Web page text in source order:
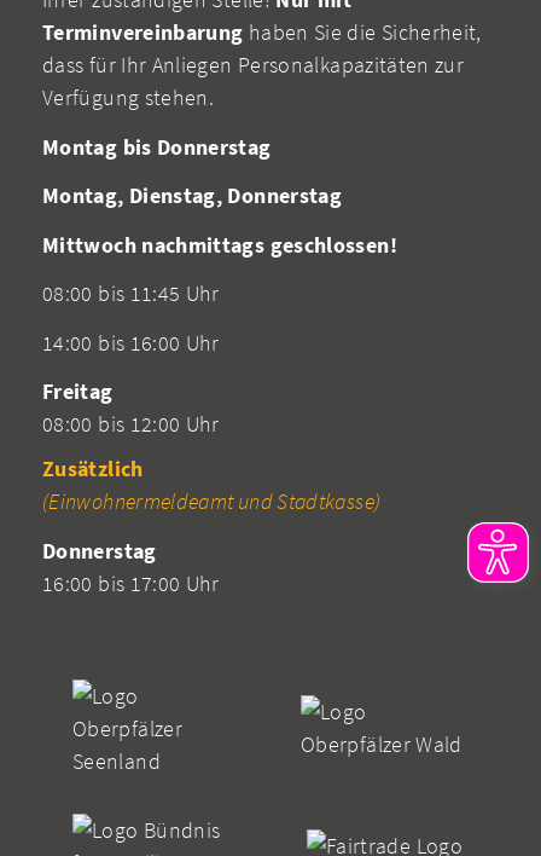
Terminvereinbarung haben Sie die Sicherheit,
dass für Ihr Anliegen Personalkapazitäten zur
Verfügung stehen.
Montag bis Donnerstag
Montag, Dienstag, Donnerstag
Mittwoch nachmittags geschlossen!
08:00 bis 11:45 Uhr
14:00 bis 16:00 Uhr
Freitag
08:00 bis 12:00 Uhr
Zusätzlich
(Einwohnermeldeamt und Stadtkasse)
Donnerstag
16:00 bis 17:00 Uhr